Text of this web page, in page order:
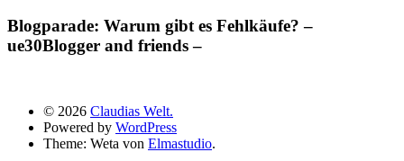
Blogparade: Warum gibt es Fehlkäufe? –
ue30Blogger and friends –
© 2026 Claudias Welt.
Powered by WordPress
Theme: Weta von Elmastudio.